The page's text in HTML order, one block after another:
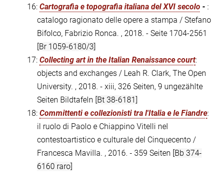
16: Cartografia e topografia italiana del XVI secolo - :
catalogo ragionato delle opere a stampa / Stefano
Bifolco, Fabrizio Ronca. , 2018. - Seite 1704-2561
[Br 1059-6180/3]
17: Collecting art in the Italian Renaissance court:
objects and exchanges / Leah R. Clark, The Open
University. , 2018. - xiii, 326 Seiten, 9 ungezählte
Seiten Bildtafeln [Bt 38-6181]
18: Committenti e collezionisti tra l'Italia e le Fiandre:
il ruolo di Paolo e Chiappino Vitelli nel
contestoartistico e culturale del Cinquecento /
Francesca Mavilla. , 2016. - 359 Seiten [Bb 374-
6160 raro]